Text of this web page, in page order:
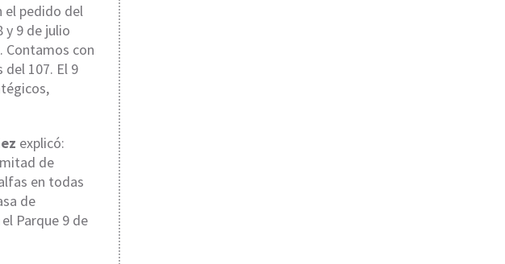
el pedido del
9 de julio
Contamos con
107. El 9
explicó:
de
en todas
de
Parque 9 de